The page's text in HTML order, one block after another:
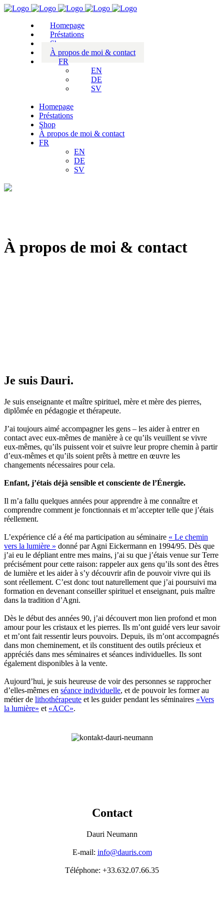
Homepage
Préstations
Shop
À propos de moi & contact
FR
EN
DE
SV
Homepage
Préstations
Shop
À propos de moi & contact
FR
EN
DE
SV
À propos de moi & contact
Je suis Dauri.
Je suis enseignante et maître spirituel, mère et mère des pierres,
diplômée en pédagogie et thérapeute.
J’ai toujours aimé accompagner les gens – les aider à entrer en
contact avec eux-mêmes de manière à ce qu’ils veuillent se vivre
eux-mêmes, qu’ils puissent voir et suivre leur propre chemin à partir
d’eux-mêmes et qu’ils soient prêts à mettre en œuvre les
changements nécessaires pour cela.
Enfant, j’étais déjà sensible et consciente de l’Énergie.
Il m’a fallu quelques années pour apprendre à me connaître et
comprendre comment je fonctionnais et m’accepter telle que j’étais
réellement.
L’expérience clé a été ma participation au séminaire « Le chemin
vers la lumière » donné par Agni Eickermann en 1994/95. Dès que
j’ai eu le dépliant entre mes mains, j’ai su que j’étais venue sur Terre
précisément pour cette raison: rappeler aux gens qu’ils sont des êtres
de lumière et les aider à s’y découvrir afin de pouvoir vivre qui ils
sont réellement. C’est donc tout naturellement que j’ai poursuivi ma
formation en devenant conseiller spirituel et enseignant, puis maître
dans la tradition d’Agni.
Dès le début des années 90, j’ai découvert mon lien profond et mon
amour pour les cristaux et les pierres. Ils m’ont guidé vers leur savoir
et m’ont fait ressentir leurs pouvoirs. Depuis, ils m’ont accompagnés
dans mon cheminement, et ils constituent des outils précieux et
appréciés dans mes séminaires et séances individuelles. Ils sont
également disponibles à la vente.
Aujourd’hui, je suis heureuse de voir des personnes se rapprocher
d’elles-mêmes en séance individuelle, et de pouvoir les former au
métier de lithothérapeute et les guider pendant les séminaires «Vers
la lumière» et «ACC».
Contact
Dauri Neumann
E-mail: info@dauris.com
Téléphone: +33.632.07.66.35